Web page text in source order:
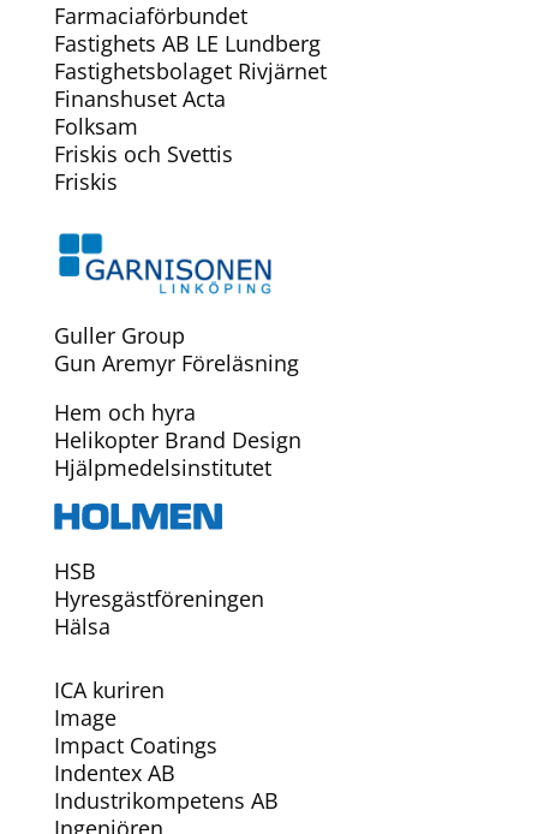
Farmaciaförbundet
Fastighets AB LE Lundberg
Fastighetsbolaget Rivjärnet
Finanshuset Acta
Folksam
Friskis och Svettis
Friskis
Guller Group
Gun Aremyr Föreläsning
Hem och hyra
Helikopter Brand Design
Hjälpmedelsinstitutet
HSB
Hyresgästföreningen
Hälsa
ICA kuriren
Image
Impact Coatings
Indentex AB
Industrikompetens AB
Ingenjören